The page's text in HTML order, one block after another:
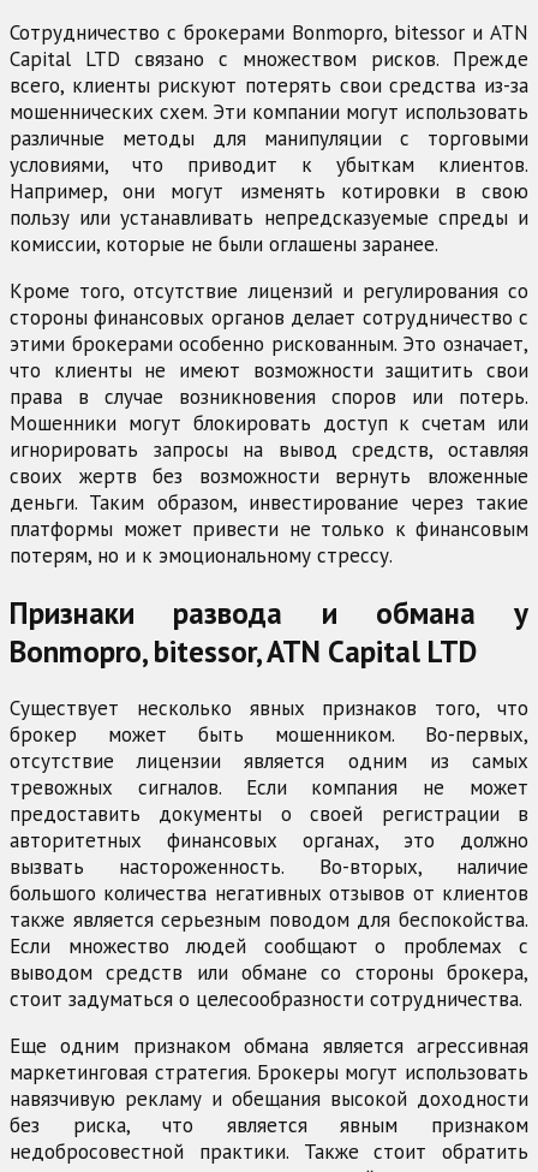
Сотрудничество с брокерами Bonmopro, bitessor и ATN
Capital LTD связано с множеством рисков. Прежде
всего, клиенты рискуют потерять свои средства из-за
мошеннических схем. Эти компании могут использовать
различные методы для манипуляции с торговыми
условиями, что приводит к убыткам клиентов.
Например, они могут изменять котировки в свою
пользу или устанавливать непредсказуемые спреды и
комиссии, которые не были оглашены заранее.
Кроме того, отсутствие лицензий и регулирования со
стороны финансовых органов делает сотрудничество с
этими брокерами особенно рискованным. Это означает,
что клиенты не имеют возможности защитить свои
права в случае возникновения споров или потерь.
Мошенники могут блокировать доступ к счетам или
игнорировать запросы на вывод средств, оставляя
своих жертв без возможности вернуть вложенные
деньги. Таким образом, инвестирование через такие
платформы может привести не только к финансовым
потерям, но и к эмоциональному стрессу.
Признаки развода и обмана у
Bonmopro, bitessor, ATN Capital LTD
Существует несколько явных признаков того, что
брокер может быть мошенником. Во-первых,
отсутствие лицензии является одним из самых
тревожных сигналов. Если компания не может
предоставить документы о своей регистрации в
авторитетных финансовых органах, это должно
вызвать настороженность. Во-вторых, наличие
большого количества негативных отзывов от клиентов
также является серьезным поводом для беспокойства.
Если множество людей сообщают о проблемах с
выводом средств или обмане со стороны брокера,
стоит задуматься о целесообразности сотрудничества.
Еще одним признаком обмана является агрессивная
маркетинговая стратегия. Брокеры могут использовать
навязчивую рекламу и обещания высокой доходности
без риска, что является явным признаком
недобросовестной практики. Также стоит обратить